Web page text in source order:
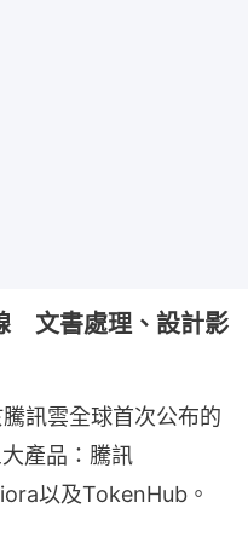
文書處理、設計影
訊雲全球首次公布的
產品：騰訊
以及TokenHub。